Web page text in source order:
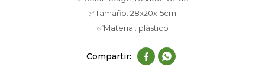
✅Tamaño: 28x20x15cm
✅Material: plástico
 